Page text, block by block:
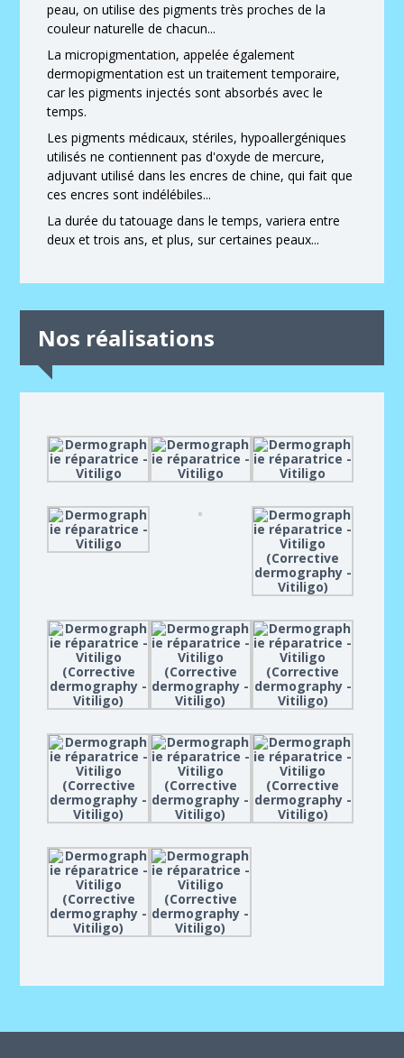
peau, on utilise des pigments très proches de la
couleur naturelle de chacun...
La micropigmentation, appelée également
dermopigmentation est un traitement temporaire,
car les pigments injectés sont absorbés avec le
temps.
Les pigments médicaux, stériles, hypoallergéniques
utilisés ne contiennent pas d'oxyde de mercure,
adjuvant utilisé dans les encres de chine, qui fait que
ces encres sont indélébiles...
La durée du tatouage dans le temps, variera entre
deux et trois ans, et plus, sur certaines peaux...
Nos réalisations